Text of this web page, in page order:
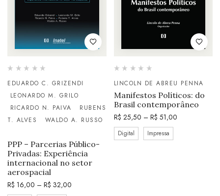
EDUARDO C. GRIZENDI
LEONARDO M. GRILO
RICARDO N. PAIVA
RUBENS
T. ALVES
WALDO A. RUSSO
PPP – Parcerias Público-
Privadas: Experiência
internacional no setor
aerospacial
R$ 16,00 – R$ 32,00
LINCOLN DE ABREU PENNA
Manifestos Políticos: do
Brasil contemporâneo
R$ 25,50 – R$ 51,00
Digital Impressa